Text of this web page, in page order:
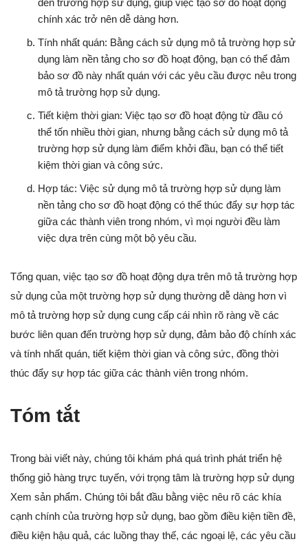
đến trường hợp sử dụng, giúp việc tạo sơ đồ hoạt động
chính xác trở nên dễ dàng hơn.
Tính nhất quán: Bằng cách sử dụng mô tả trường hợp sử
dụng làm nền tảng cho sơ đồ hoạt động, bạn có thể đảm
bảo sơ đồ này nhất quán với các yêu cầu được nêu trong
mô tả trường hợp sử dụng.
Tiết kiệm thời gian: Việc tạo sơ đồ hoạt động từ đầu có
thể tốn nhiều thời gian, nhưng bằng cách sử dụng mô tả
trường hợp sử dụng làm điểm khởi đầu, bạn có thể tiết
kiệm thời gian và công sức.
Hợp tác: Việc sử dụng mô tả trường hợp sử dụng làm
nền tảng cho sơ đồ hoạt động có thể thúc đẩy sự hợp tác
giữa các thành viên trong nhóm, vì mọi người đều làm
việc dựa trên cùng một bộ yêu cầu.
Tổng quan, việc tạo sơ đồ hoạt động dựa trên mô tả trường hợp
sử dụng của một trường hợp sử dụng thường dễ dàng hơn vì
mô tả trường hợp sử dụng cung cấp cái nhìn rõ ràng về các
bước liên quan đến trường hợp sử dụng, đảm bảo độ chính xác
và tính nhất quán, tiết kiệm thời gian và công sức, đồng thời
thúc đẩy sự hợp tác giữa các thành viên trong nhóm.
Tóm tắt
Trong bài viết này, chúng tôi khám phá quá trình phát triển hệ
thống giỏ hàng trực tuyến, với trọng tâm là trường hợp sử dụng
Xem sản phẩm. Chúng tôi bắt đầu bằng việc nêu rõ các khía
cạnh chính của trường hợp sử dụng, bao gồm điều kiện tiền đề,
điều kiện hậu quả, các luồng thay thế, các ngoại lệ, các yêu cầu